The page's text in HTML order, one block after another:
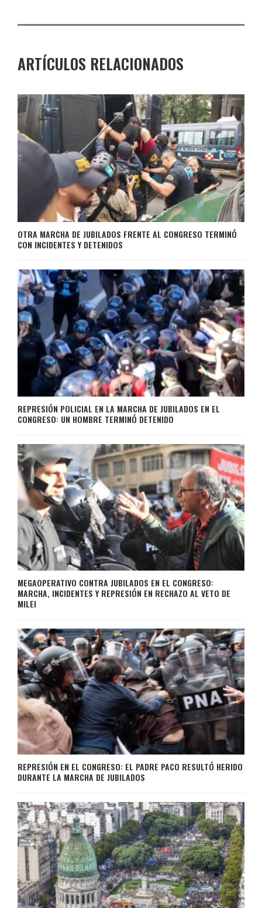
ARTÍCULOS RELACIONADOS
OTRA MARCHA DE JUBILADOS FRENTE AL CONGRESO TERMINÓ
CON INCIDENTES Y DETENIDOS
REPRESIÓN POLICIAL EN LA MARCHA DE JUBILADOS EN EL
CONGRESO: UN HOMBRE TERMINÓ DETENIDO
MEGAOPERATIVO CONTRA JUBILADOS EN EL CONGRESO:
MARCHA, INCIDENTES Y REPRESIÓN EN RECHAZO AL VETO DE
MILEI
REPRESIÓN EN EL CONGRESO: EL PADRE PACO RESULTÓ HERIDO
DURANTE LA MARCHA DE JUBILADOS